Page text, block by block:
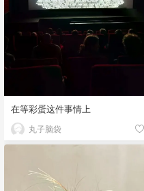
在等彩蛋这件事情上
丸子脑袋